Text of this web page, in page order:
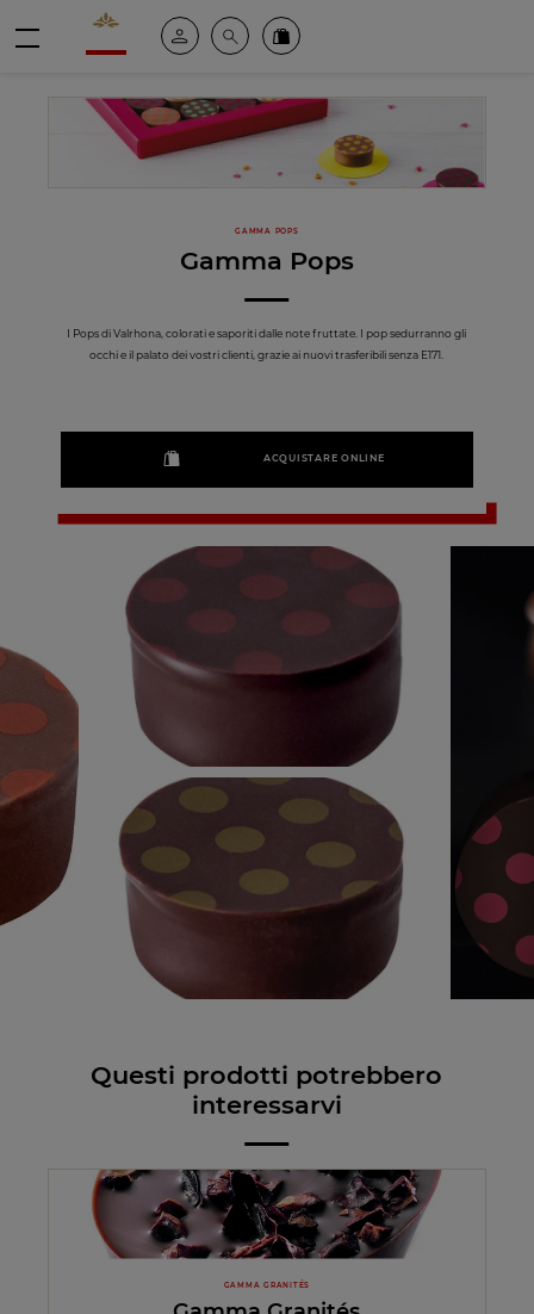
Valrhona - Imaginons le meilleur du chocolat
Il mio account
Cerca Ordinate i nostri prodotti online
GAMMA POPS
Gamma Pops
I Pops di Valrhona, colorati e saporiti dalle note fruttate. I pop sedurranno gli
occhi e il palato dei vostri clienti, grazie ai nuovi trasferibili senza E171.
ACQUISTARE ONLINE
Questi prodotti potrebbero
interessarvi
GAMMA GRANITÉS